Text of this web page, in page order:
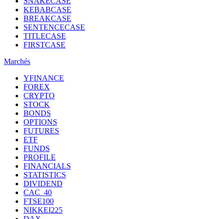
KEBABCASE
BREAKCASE
SENTENCECASE
TITLECASE
FIRSTCASE
Marchés
YFINANCE
FOREX
CRYPTO
STOCK
BONDS
OPTIONS
FUTURES
ETF
FUNDS
PROFILE
FINANCIALS
STATISTICS
DIVIDEND
CAC_40
FTSE100
NIKKEI225